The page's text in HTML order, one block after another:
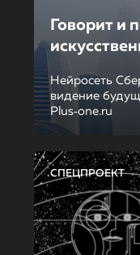
Говорит и
Нейросеть
видение
Plus‑one.ru
СПЕЦПРОЕКТ